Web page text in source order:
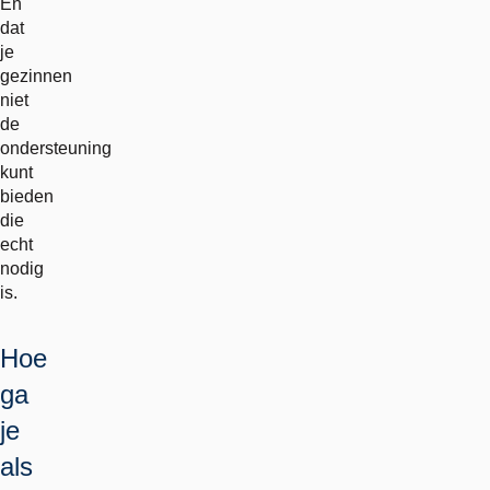
En
dat
je
gezinnen
niet
de
ondersteuning
kunt
bieden
die
echt
nodig
is.
Hoe
ga
je
als